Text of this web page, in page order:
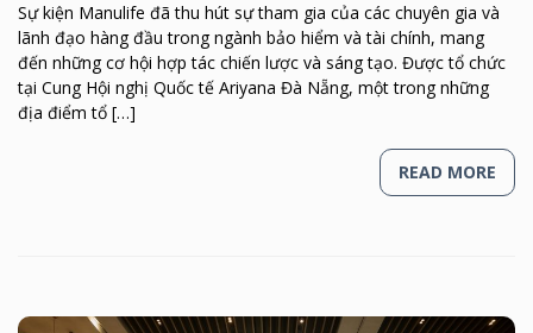
Sự kiện Manulife đã thu hút sự tham gia của các chuyên gia và
lãnh đạo hàng đầu trong ngành bảo hiểm và tài chính, mang
đến những cơ hội hợp tác chiến lược và sáng tạo. Được tổ chức
tại Cung Hội nghị Quốc tế Ariyana Đà Nẵng, một trong những
địa điểm tổ […]
READ MORE